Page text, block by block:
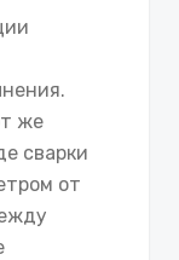
же
сварки
от